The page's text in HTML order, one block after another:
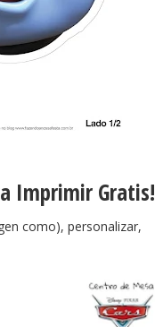
Imprimir Gratis!
como), personalizar,